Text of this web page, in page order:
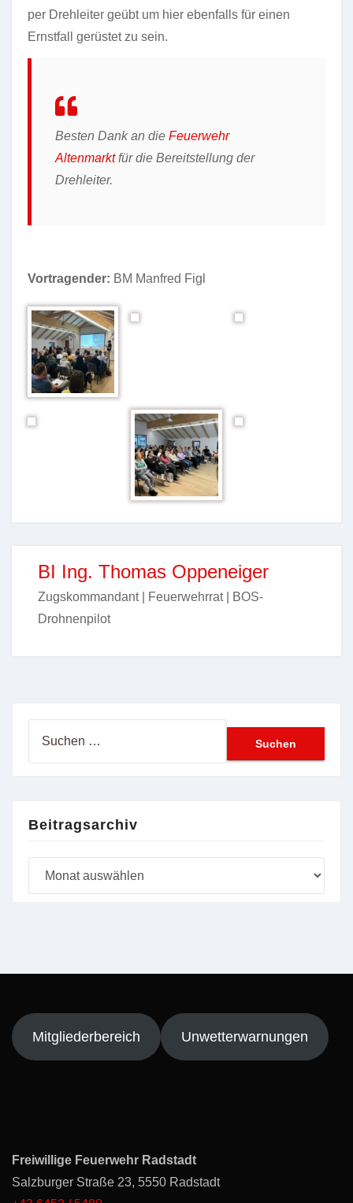
per Drehleiter geübt um hier ebenfalls für einen
Ernstfall gerüstet zu sein.
Besten Dank an die Feuerwehr
Altenmarktfür die Bereitstellung der
Drehleiter.
Vortragender: BM Manfred Figl
BI Ing. Thomas Oppeneiger
Zugskommandant | Feuerwehrrat | BOS-
Drohnenpilot
Beitragsarchiv
Mitgliederbereich Unwetterwarnungen
Freiwillige Feuerwehr Radstadt
Salzburger Straße 23, 5550 Radstadt